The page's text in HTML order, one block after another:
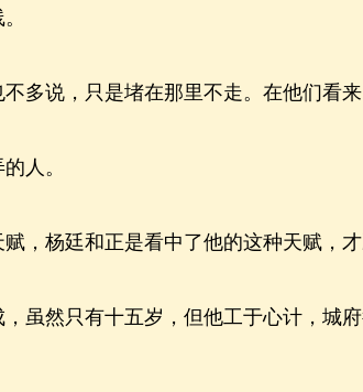
说，只是堵在那里不走。在他们看来
人。
杨廷和正是看中了他的这种天赋，才
然只有十五岁，但他工于心计，城